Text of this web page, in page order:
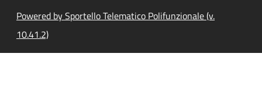
Powered by Sportello Telematico Polifunzionale (v.
10.41.2)